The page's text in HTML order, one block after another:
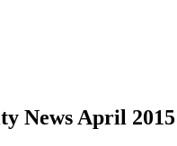
News April 2015